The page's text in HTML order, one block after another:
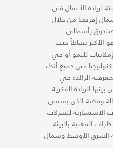
لريادة الأعمال في
إفريقيا من خلال
رأسمالي
الأكثر نشاطاً حيث
للنمو أو في
في جميع أنحاء
الرائدة في
الريادة الفكرية
ومضة الذي يسمى
الاستشارية للشركات
المعنية بالبيئة
الشرق الأوسط وشمال